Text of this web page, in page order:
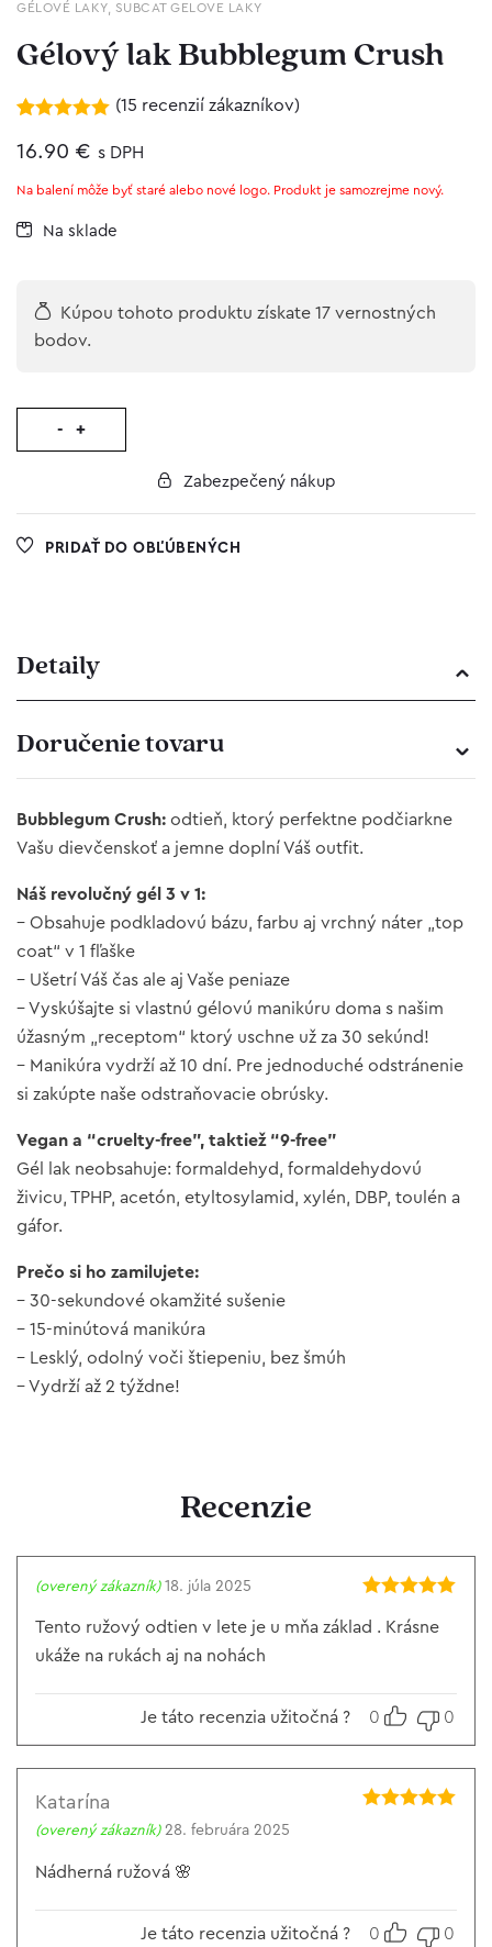
GÉLOVÉ LAKY, SUBCAT GELOVE LAKY
Gélový lak Bubblegum Crush
5.00z 5 na
zákazníckych
(15 recenzií zákazníkov)
16.90 € s DPH
Na balení môže byť staré alebo nové logo. Produkt je samozrejme nový.
Na sklade
Kúpou tohoto produktu získate 17 vernostných
bodov.
- +
Zabezpečený nákup
PRIDAŤ DO OBĽÚBENÝCH
Detaily
Doručenie tovaru
Bubblegum Crush: odtieň, ktorý perfektne podčiarkne
Vašu dievčenskoť a jemne doplní Váš outfit.
Náš revolučný gél 3 v 1:
– Obsahuje podkladovú bázu, farbu aj vrchný náter „top
coat“ v 1 fľaške
– Ušetrí Váš čas ale aj Vaše peniaze
– Vyskúšajte si vlastnú gélovú manikúru doma s našim
úžasným „receptom“ ktorý uschne už za 30 sekúnd!
– Manikúra vydrží až 10 dní. Pre jednoduché odstránenie
si zakúpte naše odstraňovacie obrúsky.
Vegan a “cruelty-free”, taktiež “9-free”
Gél lak neobsahuje: formaldehyd, formaldehydovú
živicu, TPHP, acetón, etyltosylamid, xylén, DBP, toulén a
gáfor.
Prečo si ho zamilujete:
– 30-sekundové okamžité sušenie
– 15-minútová manikúra
– Lesklý, odolný voči štiepeniu, bez šmúh
– Vydrží až 2 týždne!
Recenzie
z 5
(overený zákazník) 18. júla 2025
Tento ružový odtien v lete je u mňa základ . Krásne
ukáže na rukách aj na nohách
Je táto recenzia užitočná ? 0 0
Katarína
(overený zákazník) 28. februára 2025
Nádherná ružová 🌸
Je táto recenzia užitočná ? 0 0